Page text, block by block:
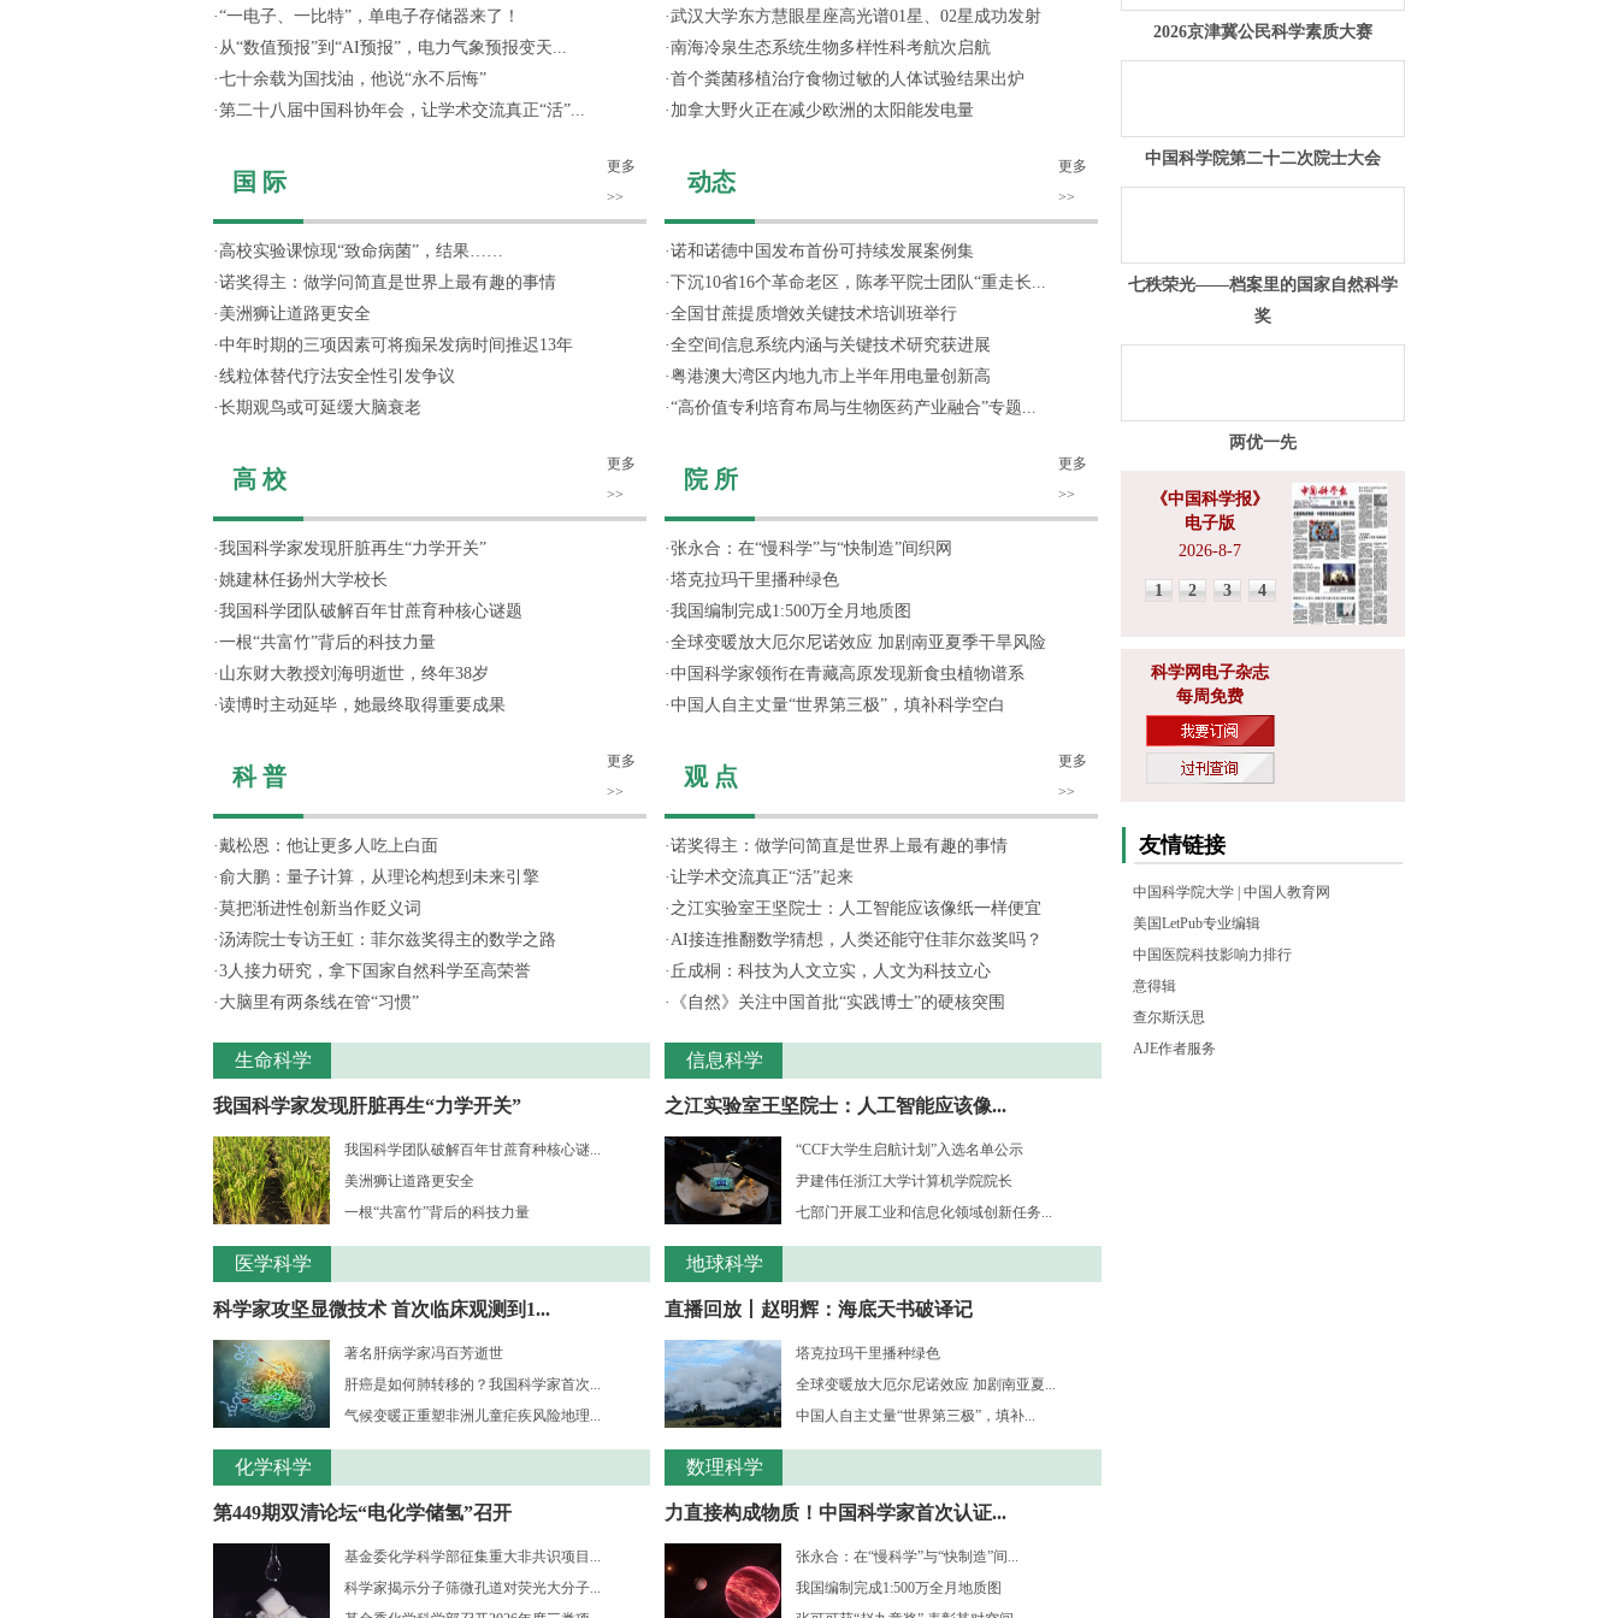
·“一电子、一比特”，单电子存储器来了！
· 从“数值预报”到“AI预报”，电力气象预报变天...
·七十余载为国找油，他说“永不后悔”
·第二十八届中国科协年会，让学术交流真正“活”...
国 际
更多
>>
· 高校实验课惊现“致命病菌”，结果……
·诺奖得主：做学问简直是世界上最有趣的事情
· 美洲狮让道路更安全
·中年时期的三项因素可将痴呆发病时间推迟13年
·线粒体替代疗法安全性引发争议
·长期观鸟或可延缓大脑衰老
高 校
更多
>>
·我国科学家发现肝脏再生“力学开关”
·姚建林任扬州大学校长
·我国科学团队破解百年甘蔗育种核心谜题
·一根“共富竹”背后的科技力量
· 山东财大教授刘海明逝世，终年38岁
·读博时主动延毕，她最终取得重要成果
科 普
更多
>>
·戴松恩：他让更多人吃上白面
·俞大鹏：量子计算，从理论构想到未来引擎
·莫把渐进性创新当作贬义词
·汤涛院士专访王虹：菲尔兹奖得主的数学之路
·3人接力研究，拿下国家自然科学至高荣誉
· 大脑里有两条线在管“习惯”
生命科学
我国科学家发现肝脏再生“力学开关”
我国科学团队破解百年甘蔗育种核心谜...
美洲狮让道路更安全
一根“共富竹”背后的科技力量
医学科学
科学家攻坚显微技术 首次临床观测到1...
著名肝病学家冯百芳逝世
肝癌是如何肺转移的？我国科学家首次...
气候变暖正重塑非洲儿童疟疾风险地理...
化学科学
第449期双清论坛“电化学储氢”召开
基金委化学科学部征集重大非共识项目...
科学家揭示分子筛微孔道对荧光大分子...
·武汉大学东方慧眼星座高光谱01星、02星成功发射
·南海冷泉生态系统生物多样性科考航次启航
·首个粪菌移植治疗食物过敏的人体试验结果出炉
· 加拿大野火正在减少欧洲的太阳能发电量
动态
更多
>>
·诺和诺德中国发布首份可持续发展案例集
·下沉10省16个革命老区，陈孝平院士团队“重走长...
·全国甘蔗提质增效关键技术培训班举行
·全空间信息系统内涵与关键技术研究获进展
·粤港澳大湾区内地九市上半年用电量创新高
·“高价值专利培育布局与生物医药产业融合”专题...
院 所
更多
>>
·张永合：在“慢科学”与“快制造”间织网
·塔克拉玛干里播种绿色
·我国编制完成1:500万全月地质图
·全球变暖放大厄尔尼诺效应 加剧南亚夏季干旱风险
·中国科学家领衔在青藏高原发现新食虫植物谱系
·中国人自主丈量“世界第三极”，填补科学空白
观 点
更多
>>
·诺奖得主：做学问简直是世界上最有趣的事情
·让学术交流真正“活”起来
· 之江实验室王坚院士：人工智能应该像纸一样便宜
·AI接连推翻数学猜想，人类还能守住菲尔兹奖吗？
· 丘成桐：科技为人文立实，人文为科技立心
·
《自然》关注中国首批“实践博士”的硬核突围
信息科学
之江实验室王坚院士：人工智能应该像...
“CCF大学生启航计划”入选名单公示
尹建伟任浙江大学计算机学院院长
七部门开展工业和信息化领域创新任务...
地球科学
直播回放丨赵明辉：海底天书破译记
塔克拉玛干里播种绿色
全球变暖放大厄尔尼诺效应 加剧南亚夏...
中国人自主丈量“世界第三极”，填补...
数理科学
力直接构成物质！中国科学家首次认证...
张永合：在“慢科学”与“快制造”间...
我国编制完成1:500万全月地质图
2026京津冀公民科学素质大赛
中国科学院第二十二次院士大会
七秩荣光——档案里的国家自然科学
奖
两优一先
《中国科学报》
电子版
2026-8-7
1 2 3 4
科学网电子杂志
每周免费
友情链接
中国科学院大学 中国人教育网
美国LetPub专业编辑
中国医院科技影响力排行
意得辑
查尔斯沃思
AJE作者服务